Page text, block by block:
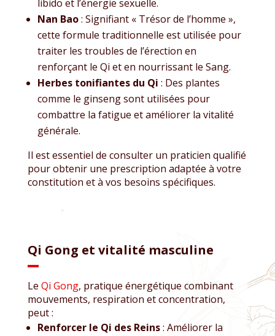
libido et l’énergie sexuelle.
Nan Bao: Signifiant « Trésor de l’homme »,
cette formule traditionnelle est utilisée pour
traiter les troubles de l’érection en
renforçant le Qi et en nourrissant le Sang.
Herbes tonifiantes du Qi : Des plantes
comme le ginseng sont utilisées pour
combattre la fatigue et améliorer la vitalité
générale.
Il est essentiel de consulter un praticien qualifié
pour obtenir une prescription adaptée à votre
constitution et à vos besoins spécifiques.
Qi Gong et vitalité masculine
Le Qi Gong, pratique énergétique combinant
mouvements, respiration et concentration,
peut :
Renforcer le Qi des Reins: Améliorer la